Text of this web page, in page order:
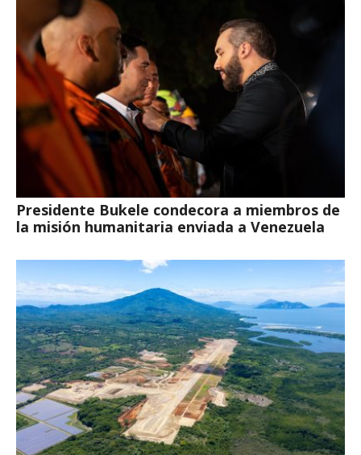
Presidente Bukele condecora a miembros de
la misión humanitaria enviada a Venezuela